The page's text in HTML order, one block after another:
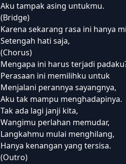
Aku tampak asing untukmu.
(Bridge)
Karena sekarang rasa ini hanya
Setengah hati saja,
(Chorus)
Mengapa ini harus terjadi
Perasaan ini memilihku untuk
Menjalani perannya sayangnya,
Aku tak mampu menghadapinya.
Tak ada lagi janji kita,
Wangimu perlahan memudar,
Langkahmu mulai menghilang,
Hanya kenangan yang tersisa.
(Outro)